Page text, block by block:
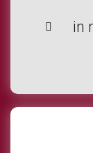
in